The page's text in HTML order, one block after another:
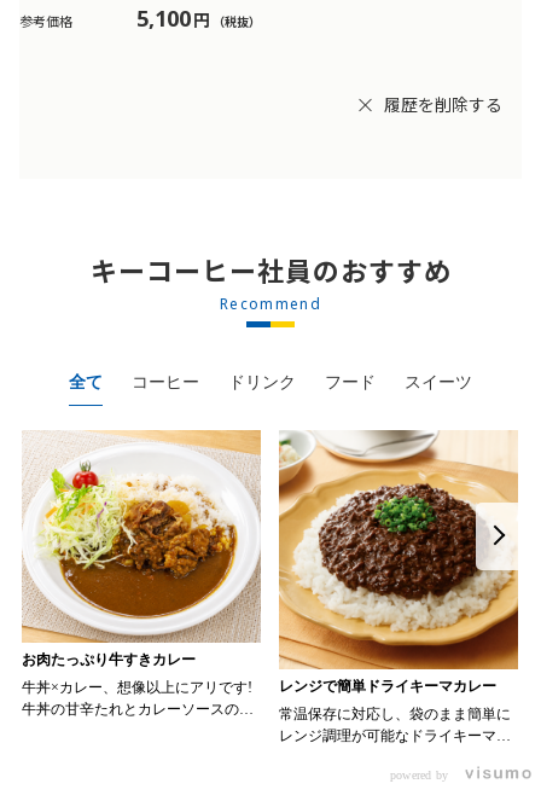
参考価格 5,100円 （税抜）
履歴を削除する
キーコーヒー社員のおすすめ
Recommend
全て コーヒー ドリンク フード スイーツ
お肉たっぷり牛すきカレー
牛丼×カレー、想像以上にアリです!
牛丼の甘辛たれとカレーソースのス
レンジで簡単ドライキーマカレー
常温保存に対応し、袋のまま簡単に
レンジ調理が可能なドライキーマカ
オリジナルメニューにアレンジも可
powered by